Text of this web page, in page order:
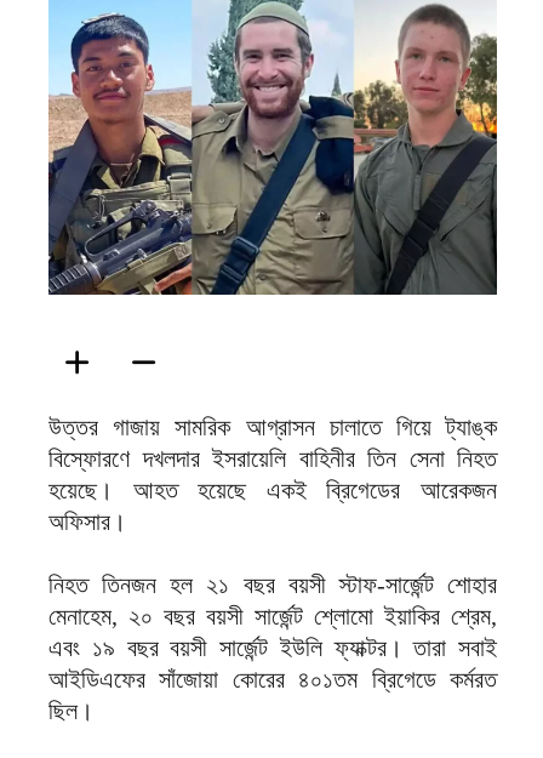
ফিরদাউস
উত্তর গাজায় সামরিক আগ্রাসন চালাতে গিয়ে ট্যাঙ্ক
বিস্ফোরণে দখলদার ইসরায়েলি বাহিনীর তিন সেনা নিহত
হয়েছে। আহত হয়েছে একই ব্রিগেডের আরেকজন
অফিসার।
নিহত তিনজন হল ২১ বছর বয়সী স্টাফ-সার্জেন্ট শোহার
মেনাহেম, ২০ বছর বয়সী সার্জেন্ট শ্লোমো ইয়াকির শ্রেম,
এবং ১৯ বছর বয়সী সার্জেন্ট ইউলি ফ্যাক্টর। তারা সবাই
আইডিএফের সাঁজোয়া কোরের ৪০১তম ব্রিগেডে কর্মরত
ছিল।